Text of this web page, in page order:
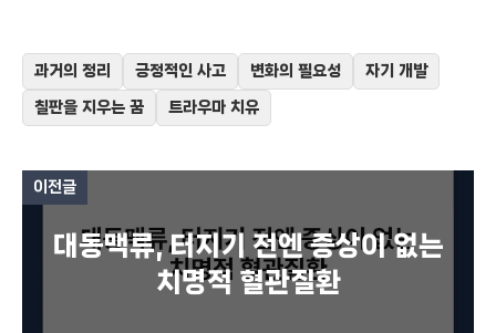
과거의 정리 긍정적인 사고 변화의 필요성 자기 개발
칠판을 지우는 꿈 트라우마 치유
이전글
대동맥류, 터지기 전엔 증상이 없는
치명적 혈관질환